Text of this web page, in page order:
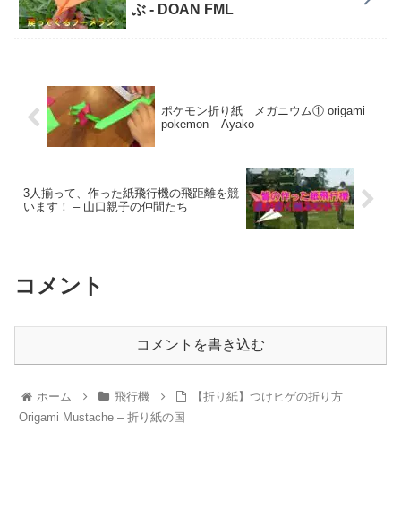
ぶ - DOAN FML
ポケモン折り紙 メガニウム① origami
pokemon – Ayako
3人揃って、作った紙飛行機の飛距離を競
います！ – 山口親子の仲間たち
コメント
コメントを書き込む
ホーム 飛行機
【折り紙】つけヒゲの折り方
Origami Mustache – 折り紙の国